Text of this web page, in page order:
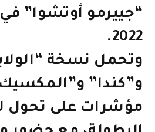
“جييرمو أوتشوا”
2022.
وتحمل نسخة
مؤشرات على تحول